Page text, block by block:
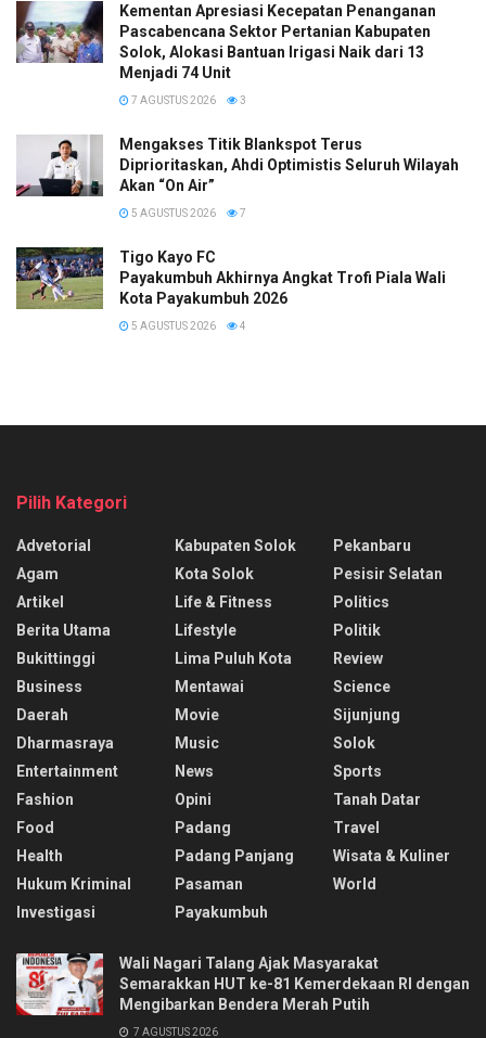
Kementan Apresiasi Kecepatan Penanganan
Pascabencana Sektor Pertanian Kabupaten
Solok, Alokasi Bantuan Irigasi Naik dari 13
Menjadi 74 Unit
7 AGUSTUS 2026 3
Mengakses Titik Blankspot Terus
Diprioritaskan, Ahdi Optimistis Seluruh Wilayah
Akan “On Air”
5 AGUSTUS 2026 7
Tigo Kayo FC
Payakumbuh Akhirnya Angkat Trofi Piala Wali
Kota Payakumbuh 2026
5 AGUSTUS 2026 4
Pilih Kategori
Advetorial
Agam
Artikel
Berita Utama
Bukittinggi
Business
Daerah
Dharmasraya
Entertainment
Fashion
Food
Health
Hukum Kriminal
Investigasi
Kabupaten Solok
Kota Solok
Life & Fitness
Lifestyle
Lima Puluh Kota
Mentawai
Movie
Music
News
Opini
Padang
Padang Panjang
Pasaman
Payakumbuh
Pekanbaru
Pesisir Selatan
Politics
Politik
Review
Science
Sijunjung
Solok
Sports
Tanah Datar
Travel
Wisata & Kuliner
World
Wali Nagari Talang Ajak Masyarakat
Semarakkan HUT ke-81 Kemerdekaan RI dengan
Mengibarkan Bendera Merah Putih
7 AGUSTUS 2026